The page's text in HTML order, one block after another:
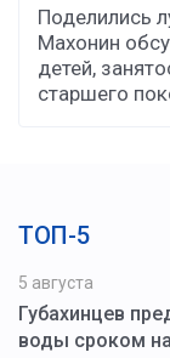
Поделились
Махонин
детей,
старшего
ТОП-5
5 августа
Губахинцев
воды сроком